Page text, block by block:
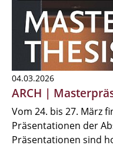
04.03.2026
ARCH |
Vom 24. bis 27. März
Präsentationen der
Präsentationen sind